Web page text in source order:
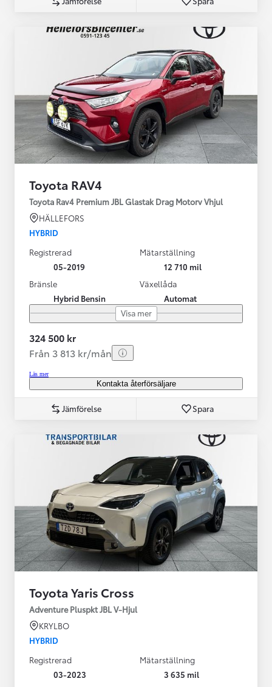
Toyota RAV4
Toyota Rav4 Premium JBL Glastak Drag Motorv Vhjul
HÄLLEFORS
HYBRID
Registrerad
05-2019
Mätarställning
12 710 mil
Bränsle
Hybrid Bensin
Växellåda
Automat
Visa mer
324 500 kr
Från 3 813 kr/mån
Läs mer
Kontakta återförsäljare
Jämförelse Spara
Toyota Yaris Cross
Adventure Pluspkt JBL V-Hjul
KRYLBO
HYBRID
Registrerad
03-2023
Mätarställning
3 635 mil